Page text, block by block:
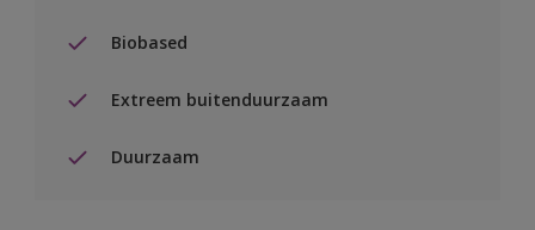
Biobased
Extreem buitenduurzaam
Duurzaam